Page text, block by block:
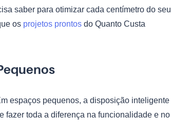
saber para otimizar cada centímetro do seu
os projetos prontos do Quanto Custa
espaços pequenos, a disposição inteligente
fazer toda a diferença na funcionalidade e no